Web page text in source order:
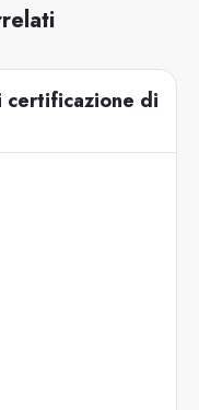
certificazione di